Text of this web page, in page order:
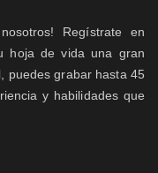
Regístrate en
hoja de vida una gran
puedes grabar hasta 45
y habilidades que